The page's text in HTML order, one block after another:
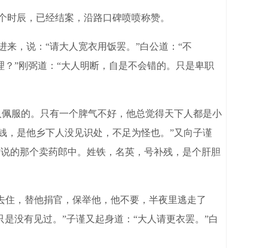
辰，已经结案，沿路口碑喷喷称赞。
，说：“请大人宽衣用饭罢。”白公道：“不
”刚弼道：“大人明断，自是不会错的。只是卑职
服的。只有一个脾气不好，他总觉得天下人都是小
，是他乡下人没见识处，不足为怪也。”又向子谨
的那个卖药郎中。姓铁，名英，号补残，是个肝胆
，替他捐官，保举他，他不要，半夜里逃走了
没有见过。”子谨又起身道：“大人请更衣罢。”白